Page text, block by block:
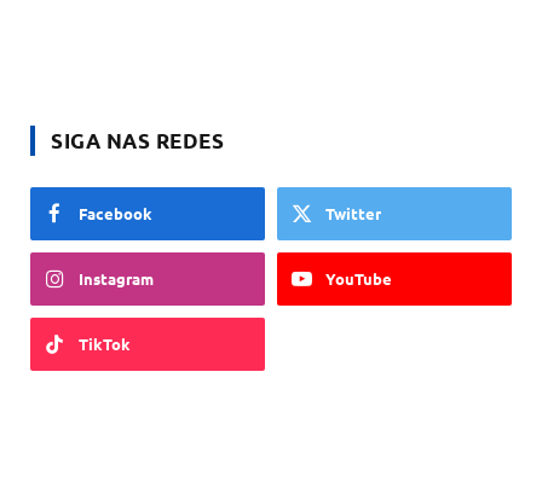
SIGA NAS REDES
Facebook Twitter
Instagram YouTube
TikTok